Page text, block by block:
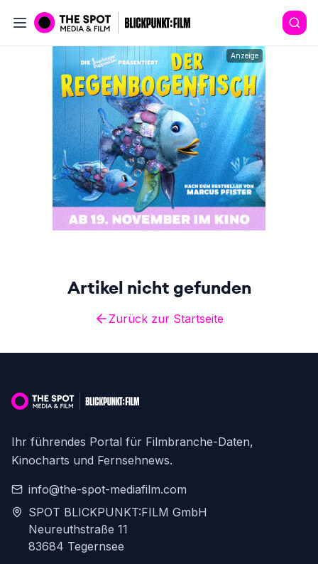
Anzeige
Artikel nicht gefunden
Zurück zur Startseite
Ihr führendes Portal für Filmbranche-Daten,
Kinocharts und Fernsehnews.
info@the-spot-mediafilm.com
SPOT BLICKPUNKT:FILM GmbH
Neureuthstraße 11
83684 Tegernsee